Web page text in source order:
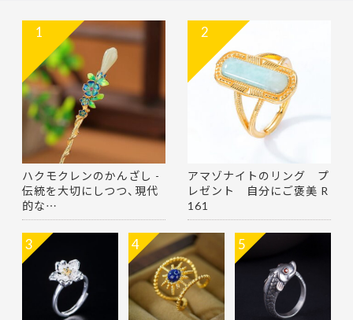
ハクモクレンのかんざし -
伝統を大切にしつつ、現代
的な…
1
アマゾナイトのリング プ
レゼント 自分にご褒美 R
161
2
3 4 5